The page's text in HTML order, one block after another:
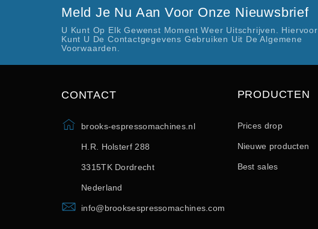
Meld Je Nu Aan Voor Onze Nieuwsbrief
U Kunt Op Elk Gewenst Moment Weer Uitschrijven. Hiervoor
Kunt U De Contactgegevens Gebruiken Uit De Algemene
Voorwaarden.
CONTACT
brooks-espressomachines.nl
H.R. Holsterf 288
3315TK Dordrecht
Nederland
info@brooksespressomachines.com
PRODUCTEN
Prices drop
Nieuwe producten
Best sales